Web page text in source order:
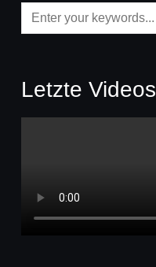
Letzte Videos